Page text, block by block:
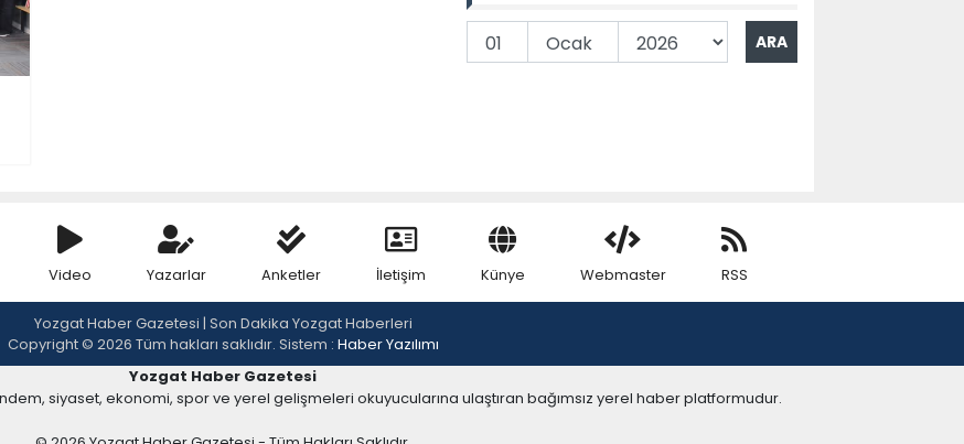
Video Yazarlar Anketler İletişim Künye Webmaster RSS
Yozgat Haber Gazetesi | Son Dakika Yozgat Haberleri
Copyright © 2026 Tüm hakları saklıdır. Sistem : Haber Yazılımı
Yozgat Haber Gazetesi
siyaset, ekonomi, spor ve yerel gelişmeleri okuyucularına ulaştıran bağımsız yerel haber platformudur.